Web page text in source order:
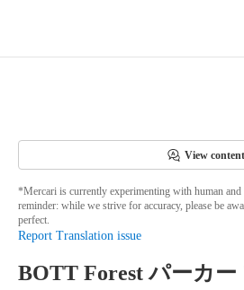
View
*Mercari is currently experimenting with human
reminder: while we strive for accuracy, please be
perfect.
Report Translation issue
BOTT Forest パーカ